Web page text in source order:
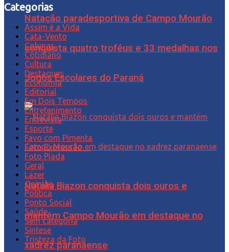
Natação paradesportiva de Campo Mourão
conquista quatro troféus e 33 medalhas nos
Jogos Escolares do Paraná
Natália Biazon conquista dois ouros e
mantém Campo Mourão em destaque no
xadrez paranaense
Categorias
Assim é a Vida
Cata-Vento
Colunas
Cotidiano
Cultura
Destaques
Economia
Editorial
Em Dois Tempos
Entretenimento
Entrevista
Esporte
Favo com Pimenta
Foto Expressão…
Foto Piada
Geral
Lazer
Opinião
Política
Ponto Social
Saúde
Sem categoria
Síntese
Tristeza da Foto